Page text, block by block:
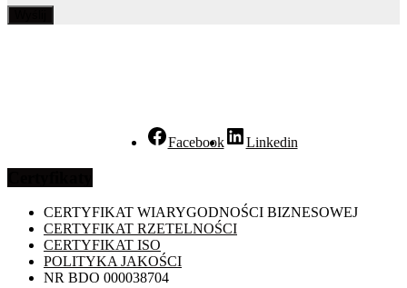
Facebook Linkedin
CERTYFIKAT WIARYGODNOŚCI BIZNESOWEJ
CERTYFIKAT RZETELNOŚCI
CERTYFIKAT ISO
POLITYKA JAKOŚCI
NR BDO 000038704